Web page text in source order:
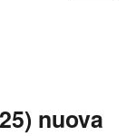
nuova